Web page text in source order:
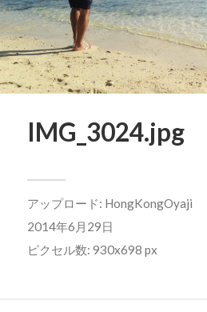
IMG_3024.jpg
アップロード: HongKongOyaji
2014年6月29日
ピクセル数: 930x698 px